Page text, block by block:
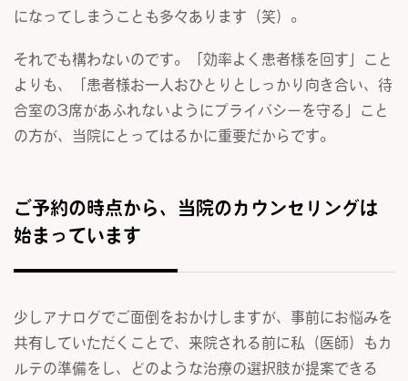
になってしまうことも多々あります（笑）。
それでも構わないのです。「効率よく患者様を回す」こと
よりも、「患者様お一人おひとりとしっかり向き合い、待
合室の3席があふれないようにプライバシーを守る」こと
の方が、当院にとってはるかに重要だからです。
ご予約の時点から、当院のカウンセリングは
始まっています
少しアナログでご面倒をおかけしますが、事前にお悩みを
共有していただくことで、来院される前に私（医師）もカ
ルテの準備をし、どのような治療の選択肢が提案できる